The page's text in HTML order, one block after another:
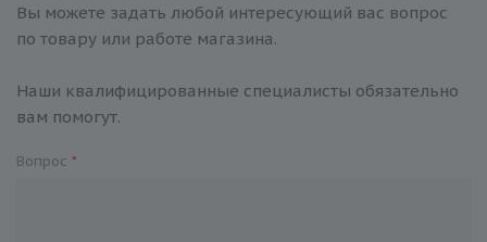
Вы можете задать любой интересующий вас вопрос
по товару или работе магазина.
Наши квалифицированные специалисты обязательно
вам помогут.
Вопрос *